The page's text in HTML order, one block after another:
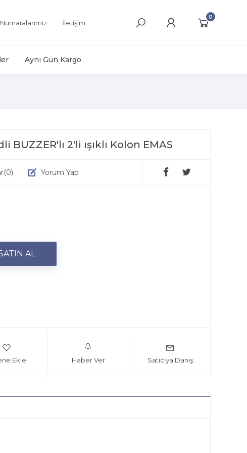
İletişim
0
Aynı Gün Kargo
2'li ışıklı Kolon EMAS
(0) Yorum Yap
Ekle Haber Ver Satıcıya Danış